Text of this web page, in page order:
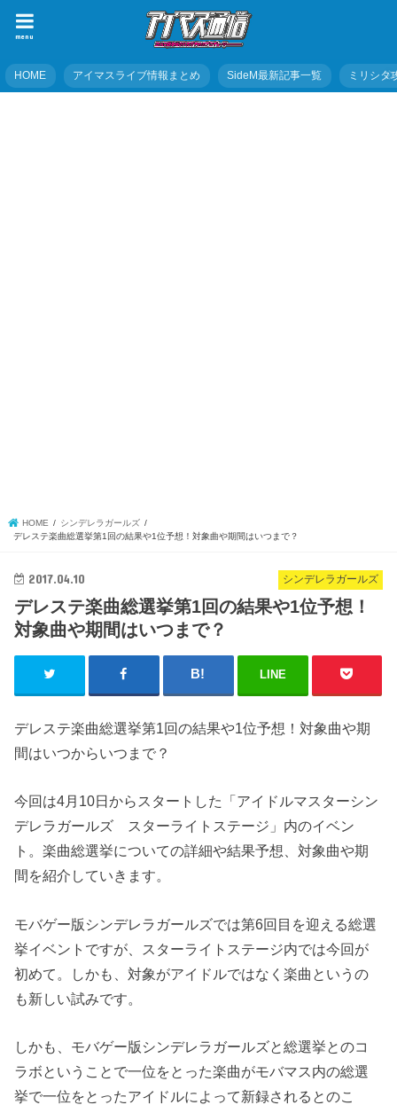
menu
HOME アイマスライブ情報まとめ SideM最新記事一覧 ミリシタ
HOME
シンデレラガールズ
デレステ楽曲総選挙第1回の結果や1位予想！対象曲や期間はいつまで？
シンデレラガールズ
2017.04.10
デレステ楽曲総選挙第1回の結果や1位予想！
対象曲や期間はいつまで？
LINE
デレステ楽曲総選挙第1回の結果や1位予想！対象曲や期
間はいつからいつまで？
今回は4月10日からスタートした「アイドルマスターシン
デレラガールズ スターライトステージ」内のイベン
ト。楽曲総選挙についての詳細や結果予想、対象曲や期
間を紹介していきます。
モバゲー版シンデレラガールズでは第6回目を迎える総選
挙イベントですが、スターライトステージ内では今回が
初めて。しかも、対象がアイドルではなく楽曲というの
も新しい試みです。
しかも、モバゲー版シンデレラガールズと総選挙とのコ
ラボということで一位をとった楽曲がモバマス内の総選
挙で一位をとったアイドルによって新録されるとのこ